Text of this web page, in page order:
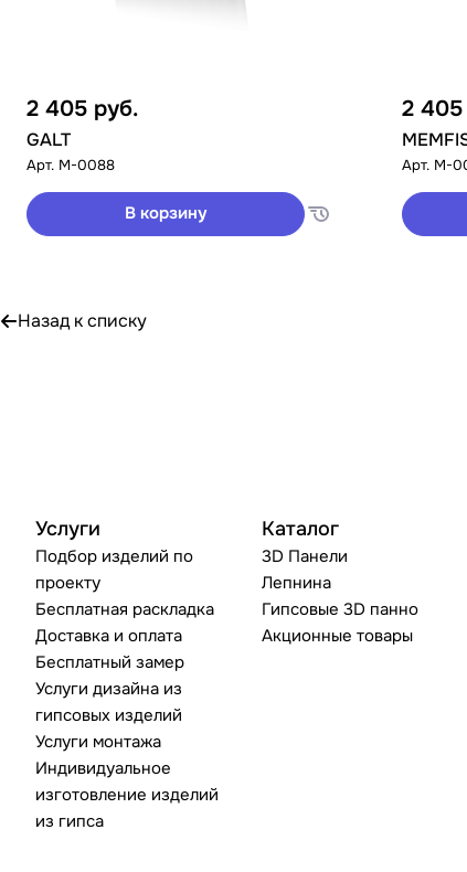
2 405 руб.
GALT
Арт. M-0088
В корзину
2 405
Арт. M-
Назад к списку
Услуги
Подбор изделий по
проекту
Бесплатная раскладка
Доставка и оплата
Бесплатный замер
Услуги дизайна из
гипсовых изделий
Услуги монтажа
Индивидуальное
изготовление изделий
из гипса
Каталог
3D Панели
Лепнина
Гипсовые 3D панно
Акционные товары